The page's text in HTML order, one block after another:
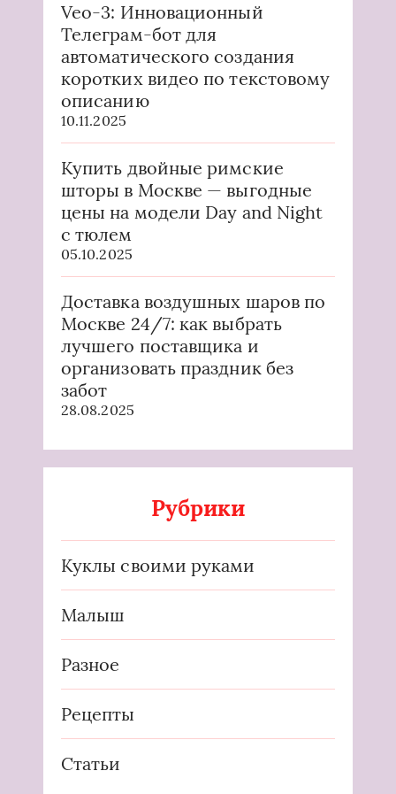
Veo-3: Инновационный
Телеграм-бот для
автоматического создания
коротких видео по текстовому
описанию
10.11.2025
Купить двойные римские
шторы в Москве — выгодные
цены на модели Day and Night
с тюлем
05.10.2025
Доставка воздушных шаров по
Москве 24/7: как выбрать
лучшего поставщика и
организовать праздник без
забот
28.08.2025
Рубрики
Куклы своими руками
Малыш
Разное
Рецепты
Статьи